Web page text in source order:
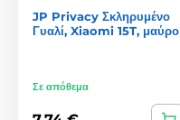
JP Privacy Σκληρυμένο
Γυαλί, Xiaomi 15T, μαύρο
Σε απόθεμα